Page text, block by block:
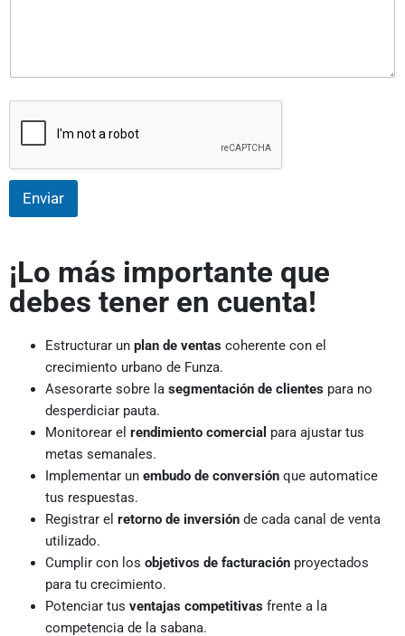
Enviar
¡Lo más importante que
debes tener en cuenta!
Estructurar un plan de ventas coherente con el
crecimiento urbano de Funza.
Asesorarte sobre la segmentación de clientes para no
desperdiciar pauta.
Monitorear el rendimiento comercial para ajustar tus
metas semanales.
Implementar un embudo de conversión que automatice
tus respuestas.
Registrar el retorno de inversión de cada canal de venta
utilizado.
Cumplir con los objetivos de facturación proyectados
para tu crecimiento.
Potenciar tus ventajas competitivas frente a la
competencia de la sabana.